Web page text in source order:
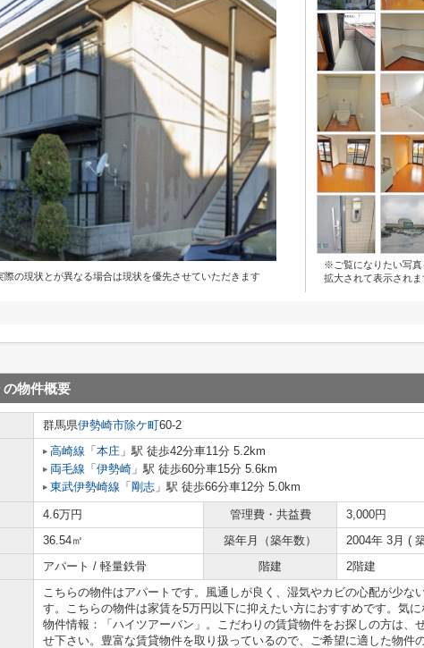
の現状とが異なる場合は現状を優先させていただきます
※ご覧になりたい写真
拡大されて表示されま
の物件概要
群馬県伊勢崎市除ケ町60-2
高崎線 「 本庄 」駅 徒歩42分車11分 5.2km
両毛線 「 伊勢崎 」駅 徒歩60分車15分 5.6km
東武伊勢崎線 「 剛志 」駅 徒歩66分車12分 5.0km
4.6万円 管理費・共益費
3,000円
36.54㎡ 築年月（築年数）
2004年 3月 (
アパート / 軽量鉄骨 階建 2階建
こちらの物件はアパートです。風通しが良く、湿気やカビの心配が少な
す。こちらの物件は家賃を5万円以下に抑えたい方におすすめです。気
物件情報：「ハイツアーバン」。こだわりの賃貸物件をお探しの方は、
せ下さい。豊富な賃貸物件を取り扱っているので、ご希望に適した物件